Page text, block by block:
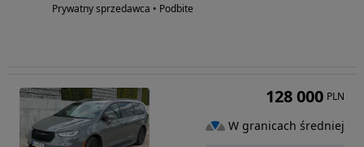
Prywatny sprzedawca • Podbite
128 000 PLN
W granicach średniej